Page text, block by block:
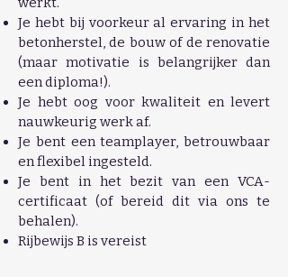
Je hebt bij voorkeur al ervaring in het
betonherstel, de bouw of de renovatie
(maar motivatie is belangrijker dan
een diploma!).
Je hebt oog voor kwaliteit en levert
nauwkeurig werk af.
Je bent een teamplayer, betrouwbaar
en flexibel ingesteld.
Je bent in het bezit van een VCA-
certificaat (of bereid dit via ons te
behalen).
Rijbewijs B is vereist